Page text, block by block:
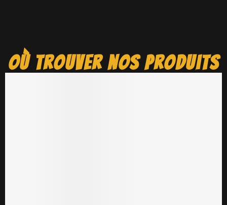
Où trouver nos produits